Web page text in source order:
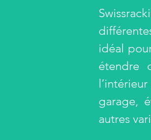
idéal
étendre
garage,
autres